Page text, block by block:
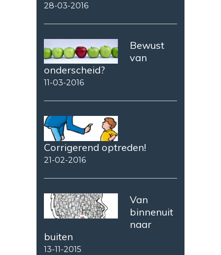
28-03-2016
Bewust
van
onderscheid?
11-03-2016
Corrigerend optreden!
21-02-2016
Van
binnenuit
naar
buiten
13-11-2015